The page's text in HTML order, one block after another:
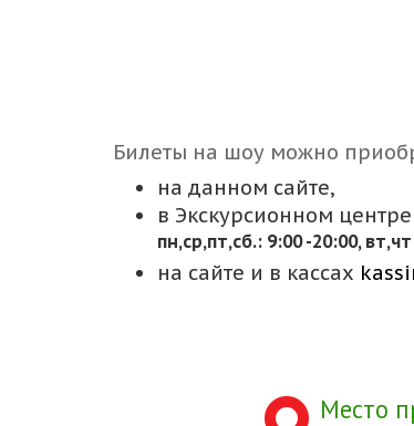
Билеты на шоу можно
на данном сайте,
в Экскурсионном
пн,cр,пт,сб.: 9:00 -20:00,
на сайте и в кассах
Место